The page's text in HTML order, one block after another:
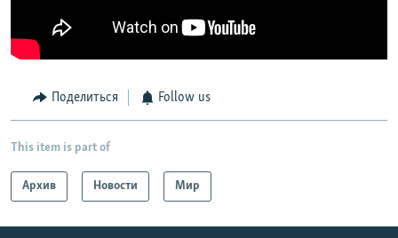
Поделиться Follow us
This item is part of
Архив Новости Мир